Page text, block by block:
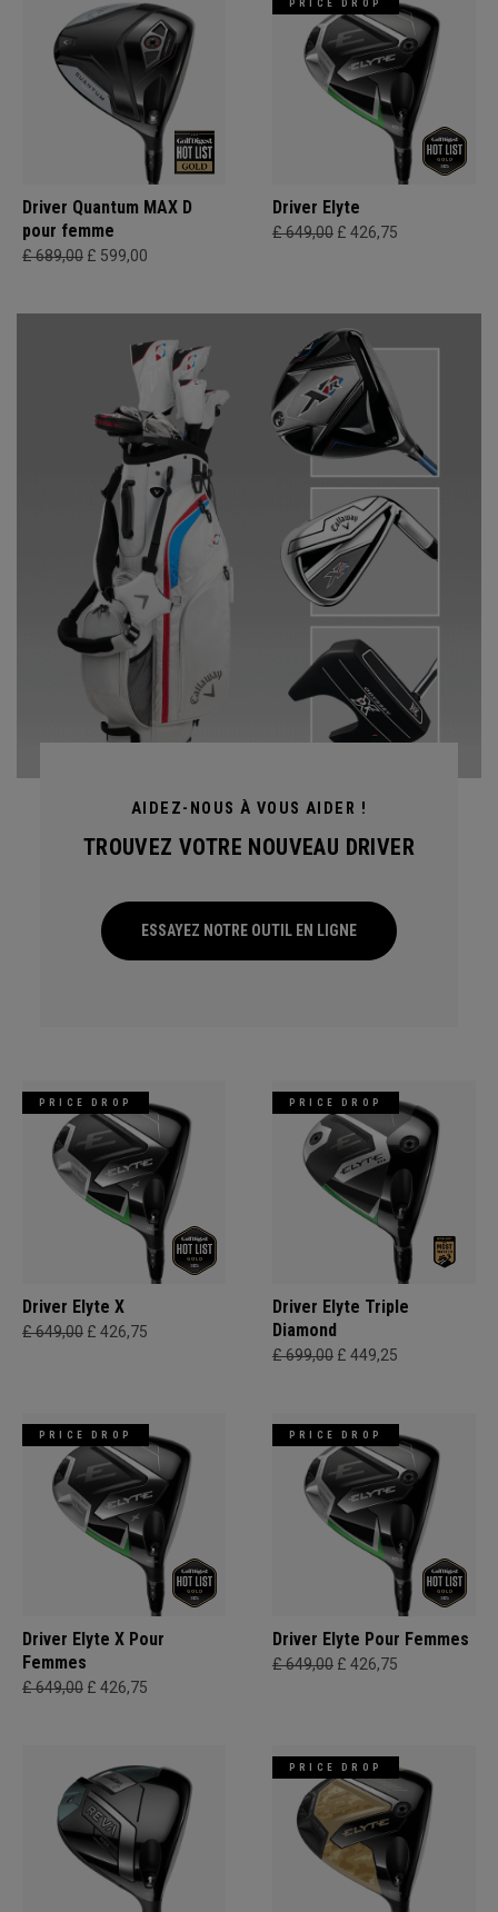
Driver Quantum MAX D
pour femme
£ 689,00 £ 599,00
AIDEZ-NOUS À VOUS AIDER !
TROUVEZ VOTRE NOUVEAU DRIVER
ESSAYEZ NOTRE OUTIL EN LIGNE
PRICE DROP
Driver Elyte
£ 649,00 £ 426,75
PRICE DROP
Driver Elyte X
£ 649,00 £ 426,75
PRICE DROP
Driver Elyte Triple
Diamond
£ 699,00 £ 449,25
PRICE DROP
Driver Elyte X Pour
Femmes
£ 649,00 £ 426,75
PRICE DROP
Driver Elyte Pour Femmes
£ 649,00 £ 426,75
PRICE DROP